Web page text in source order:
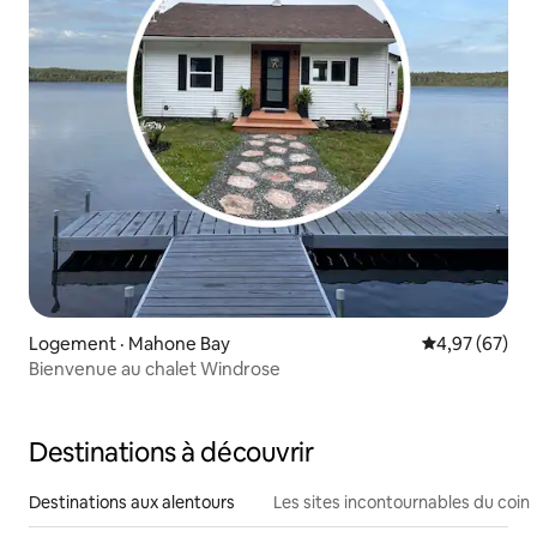
Logement · Mahone Bay Note
4,97 (67)
Bienvenue au chalet Windrose
Destinations à découvrir
Destinations aux alentours Les sites incontournables du coin